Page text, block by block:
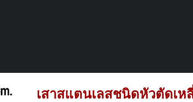
เสาสแตนเลสชนิดหัวตัดเห